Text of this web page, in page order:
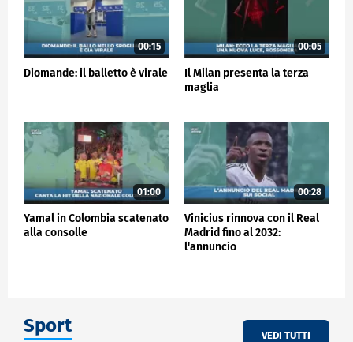
00:15
Diomande: il balletto è virale
00:05
Il Milan presenta la terza
maglia
01:00
Yamal in Colombia scatenato
alla consolle
00:28
Vinicius rinnova con il Real
Madrid fino al 2032:
l'annuncio
Sport VEDI TUTTI